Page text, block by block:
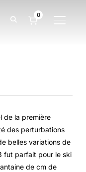
0
de la première
des perturbations
belles variations de
fut parfait pour le ski
de cm de